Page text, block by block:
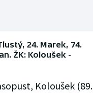
24. Marek, 74.
ŽK: Koloušek -
Koloušek (89.